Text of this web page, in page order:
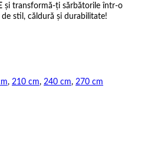
și transformă-ți sărbătorile într-o
stil, căldură și durabilitate!
, 210 cm, 240 cm, 270 cm